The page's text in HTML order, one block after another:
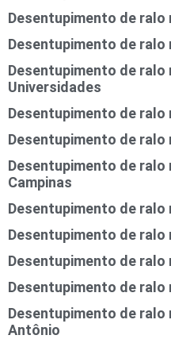
Desentupimento de ralo
Desentupimento de ralo
Desentupimento de ralo
Universidades
Desentupimento de ralo
Desentupimento de ralo
Desentupimento de ralo
Campinas
Desentupimento de ralo
Desentupimento de ralo
Desentupimento de ralo
Desentupimento de ralo
Desentupimento de ralo
Antônio